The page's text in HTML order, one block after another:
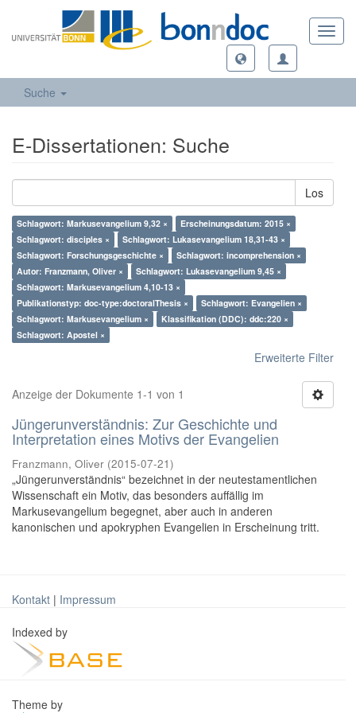
Suche
E-Dissertationen: Suche
Los
Schlagwort: Markusevangelium 9,32 ×
Erscheinungsdatum: 2015 ×
Schlagwort: disciples ×
Schlagwort: Lukasevangelium 18,31-43 ×
Schlagwort: Forschungsgeschichte ×
Schlagwort: incomprehension ×
Autor: Franzmann, Oliver ×
Schlagwort: Lukasevangelium 9,45 ×
Schlagwort: Markusevangelium 4,10-13 ×
Publikationstyp: doc-type:doctoralThesis ×
Schlagwort: Evangelien ×
Schlagwort: Markusevangelium ×
Klassifikation (DDC): ddc:220 ×
Schlagwort: Apostel ×
Erweiterte Filter
Anzeige der Dokumente 1-1 von 1
Jüngerunverständnis: Zur Geschichte und
Interpretation eines Motivs der Evangelien
Franzmann, Oliver (2015-07-21)
„Jüngerunverständnis“ bezeichnet in der neutestamentlichen
Wissenschaft ein Motiv, das besonders auffällig im
Markusevangelium begegnet, aber auch in anderen
kanonischen und apokryphen Evangelien in Erscheinung tritt.
Kontakt | Impressum
Indexed by
Theme by